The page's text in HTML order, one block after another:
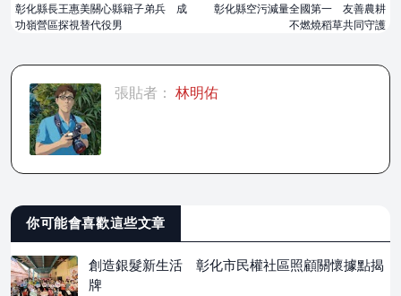
彰化縣空污減量全國第一 友善農耕
不燃燒稻草共同守護
彰化縣長王惠美關心縣籍子弟兵 成
功嶺營區探視替代役男
張貼者： 林明佑
你可能會喜歡這些文章
創造銀髮新生活 彰化市民權社區照顧關懷據點揭
牌